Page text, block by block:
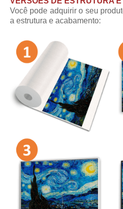
Você pode adquirir o seu
a estrutura e acabamento: